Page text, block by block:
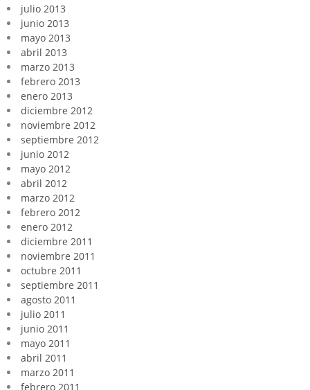
julio 2013
junio 2013
mayo 2013
abril 2013
marzo 2013
febrero 2013
enero 2013
diciembre 2012
noviembre 2012
septiembre 2012
junio 2012
mayo 2012
abril 2012
marzo 2012
febrero 2012
enero 2012
diciembre 2011
noviembre 2011
octubre 2011
septiembre 2011
agosto 2011
julio 2011
junio 2011
mayo 2011
abril 2011
marzo 2011
febrero 2011